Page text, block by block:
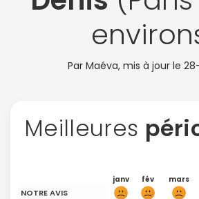
Par Maéva, mis à jour le
Meilleures
janv fév mars
NOTRE AVIS